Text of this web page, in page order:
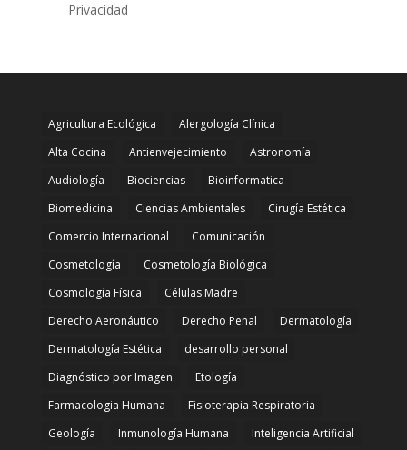
Privacidad
Agricultura Ecológica
Alergología Clínica
Alta Cocina
Antienvejecimiento
Astronomía
Audiología
Biociencias
Bioinformatica
Biomedicina
Ciencias Ambientales
Cirugía Estética
Comercio Internacional
Comunicación
Cosmetología
Cosmetología Biológica
Cosmología Física
Células Madre
Derecho Aeronáutico
Derecho Penal
Dermatología
Dermatología Estética
desarrollo personal
Diagnóstico por Imagen
Etología
Farmacologia Humana
Fisioterapia Respiratoria
Geología
Inmunología Humana
Inteligencia Artificial